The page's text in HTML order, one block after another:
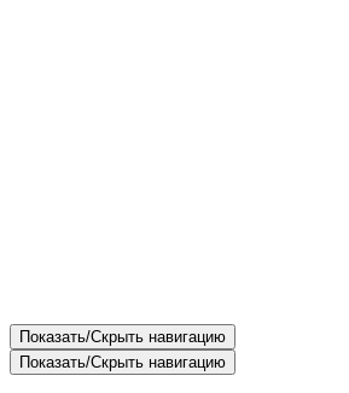
Показать/Скрыть навигацию
Показать/Скрыть навигацию